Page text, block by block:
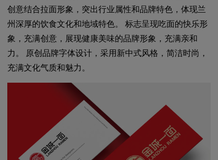
创意结合拉面形象，突出行业属性和品牌特色，体现兰
州深厚的饮食文化和地域特色。 标志呈现吃面的快乐形
象，充满创意，展现健康美味的品牌形象，充满亲和
力。 原创品牌字体设计，采用新中式风格，简洁时尚，
充满文化气质和魅力。